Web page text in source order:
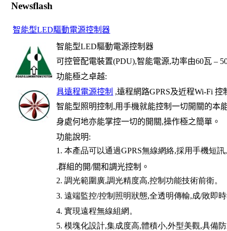
Newsflash
智能型LED驅動電源控制器
智能型LED驅動電源控制器
可控管配電裝置(PDU),智能電源,功率由60瓦 –
功能極之卓越:
具遠程電源控制 ,遠程網路GPRS及近程Wi-Fi控
智能型照明控制 ,用手機就能控制一切開關的本
身處何地亦能掌控一切的開關,操作極之簡單。
功能說明:
1. 本產品可以通過GPRS無線網絡,採用手機短訊,
.群組的開/關和調光控制。
2. 調光範圍廣,調光精度高,控制功能技術前衛。
3. 遠端監控/控制照明狀態,全透明傳輸,成/敗即
4. 實現遠程無線組網。
5. 模塊化設計,集成度高,體積小,外型美觀,具備